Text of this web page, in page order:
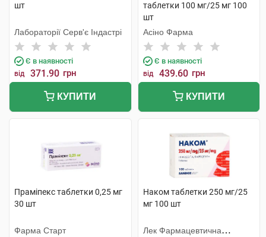
шт
Лабораторії Серв'є Індастрі
Є в наявності
від 371.90 грн
КУПИТИ
таблетки 100 мг/25 мг 100
шт
Асіно Фарма
Є в наявності
від 439.60 грн
КУПИТИ
Праміпекс таблетки 0,25 мг
30 шт
Фарма Старт
Наком таблетки 250 мг/25
мг 100 шт
Лек Фармацевтична